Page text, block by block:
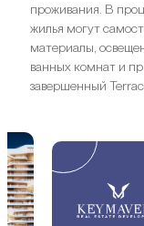
проживания. В
жилья могут
материалы,
ванных комнат и
завершенный